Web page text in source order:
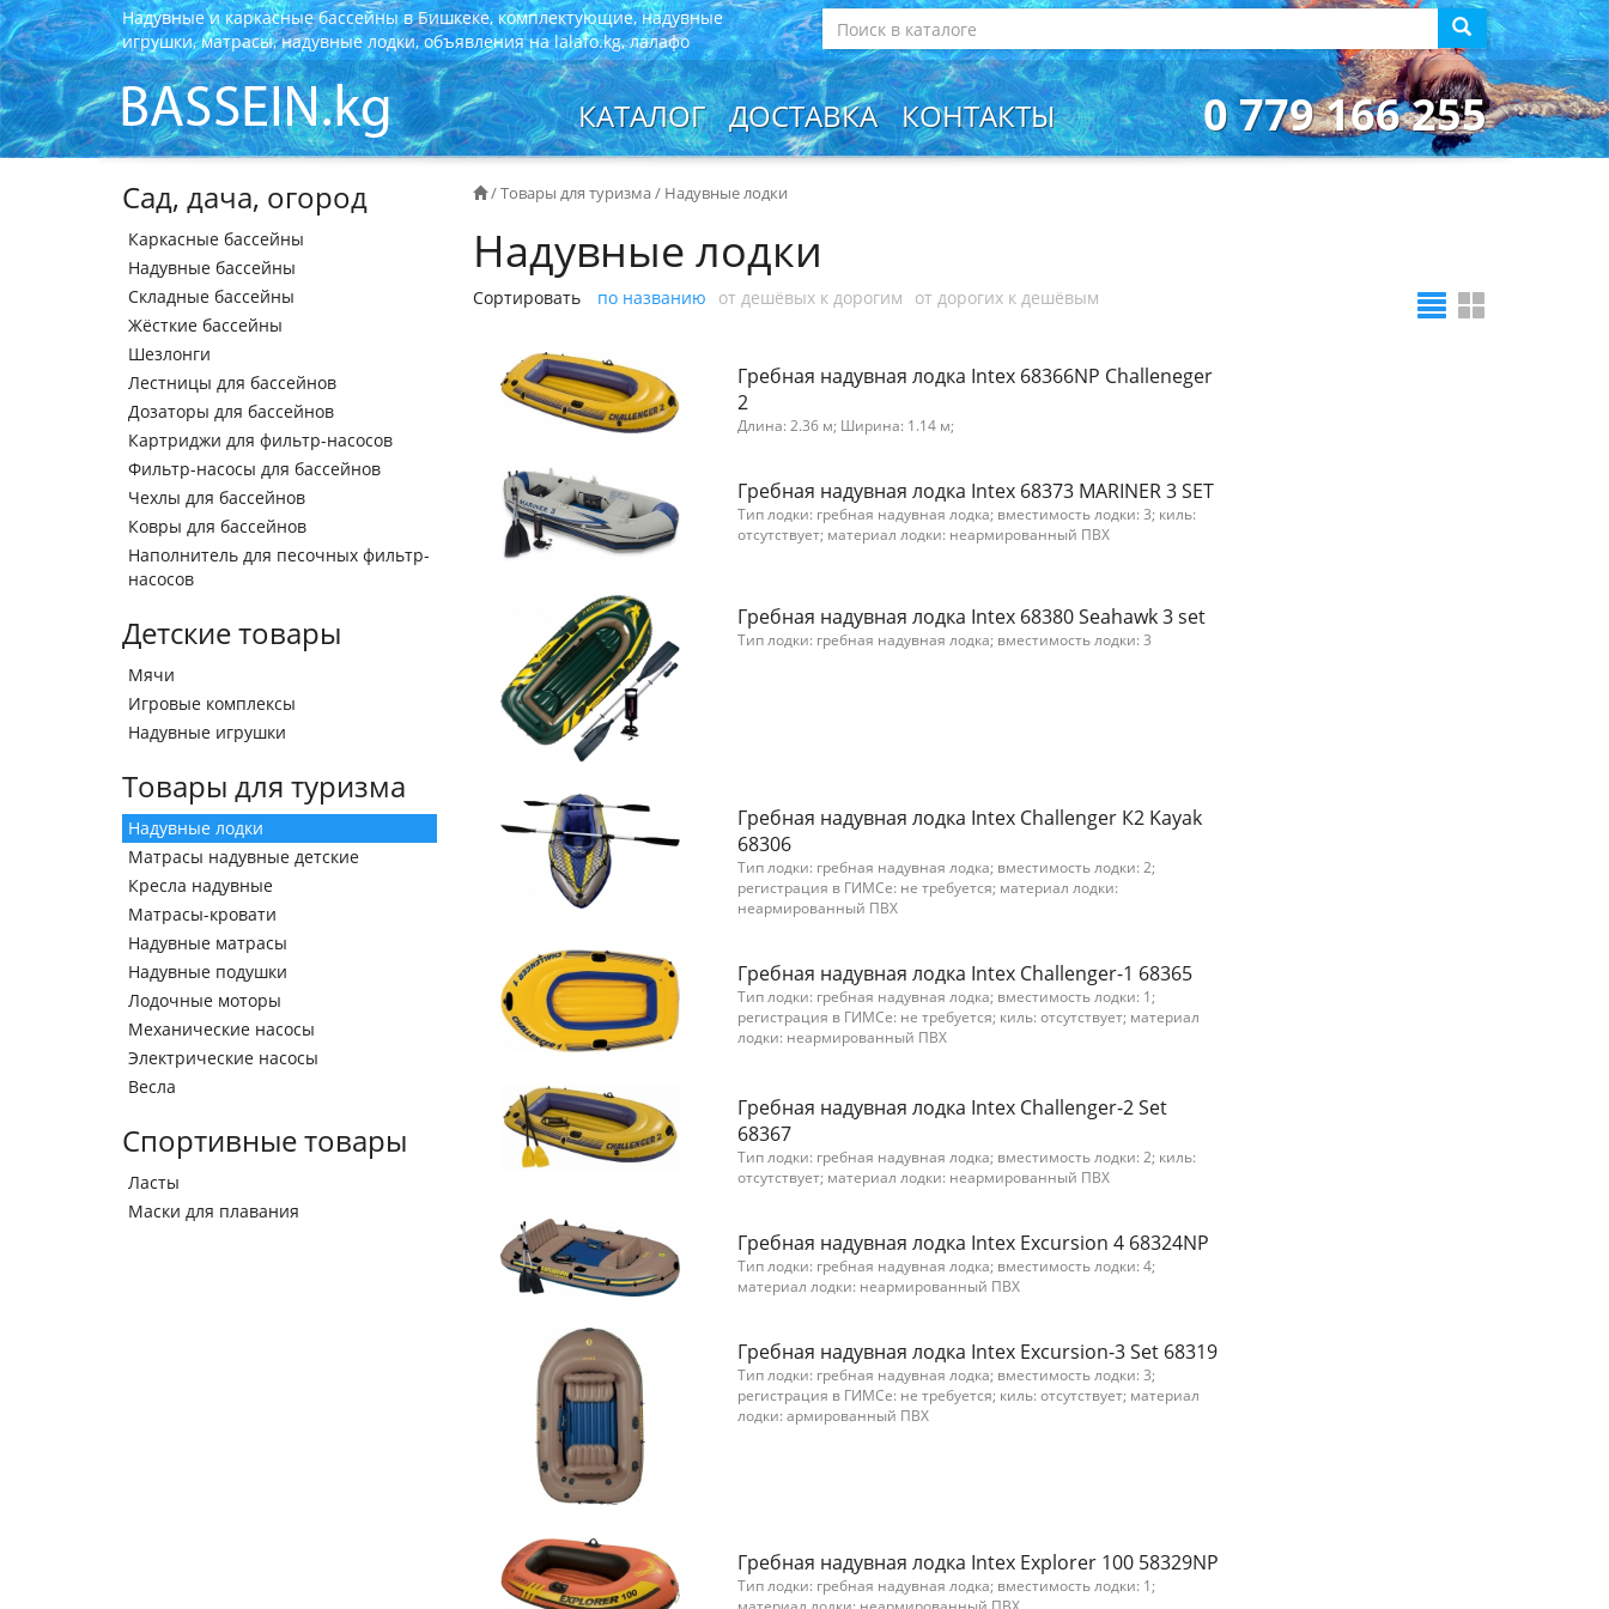
Надувные и каркасные бассейны в Бишкеке, комплектующие, надувные
игрушки, матрасы, надувные лодки, объявления на lalafo.kg, лалафо
КАТАЛОГ ДОСТАВКА КОНТАКТЫ 0 779 166 255
Сад, дача, огород
Каркасные бассейны
Надувные бассейны
Складные бассейны
Жёсткие бассейны
Шезлонги
Лестницы для бассейнов
Дозаторы для бассейнов
Картриджи для фильтр-насосов
Фильтр-насосы для бассейнов
Чехлы для бассейнов
Ковры для бассейнов
Наполнитель для песочных фильтр-
насосов
Детские товары
Мячи
Игровые комплексы
Надувные игрушки
Товары для туризма
Надувные лодки
Матрасы надувные детские
Кресла надувные
Матрасы-кровати
Надувные матрасы
Надувные подушки
Лодочные моторы
Механические насосы
Электрические насосы
Весла
Спортивные товары
Ласты
Маски для плавания
/Товары для туризма/ Надувные лодки
Надувные лодки
Сортировать по названию от дешёвых к дорогим от дорогих к дешёвым
Гребная надувная лодка Intex 68366NP Challeneger
2
Длина: 2.36 м; Ширина: 1.14 м;
Гребная надувная лодка Intex 68373 MARINER 3 SET
Тип лодки: гребная надувная лодка; вместимость лодки: 3; киль:
отсутствует; материал лодки: неармированный ПВХ
Гребная надувная лодка Intex 68380 Seahawk 3 set
Тип лодки: гребная надувная лодка; вместимость лодки: 3
Гребная надувная лодка Intex Challenger К2 Kayak
68306
Тип лодки: гребная надувная лодка; вместимость лодки: 2;
регистрация в ГИМСе: не требуется; материал лодки:
неармированный ПВХ
Гребная надувная лодка Intex Challenger-1 68365
Тип лодки: гребная надувная лодка; вместимость лодки: 1;
регистрация в ГИМСе: не требуется; киль: отсутствует; материал
лодки: неармированный ПВХ
Гребная надувная лодка Intex Challenger-2 Set
68367
Тип лодки: гребная надувная лодка; вместимость лодки: 2; киль:
отсутствует; материал лодки: неармированный ПВХ
Гребная надувная лодка Intex Excursion 4 68324NP
Тип лодки: гребная надувная лодка; вместимость лодки: 4;
материал лодки: неармированный ПВХ
Гребная надувная лодка Intex Excursion-3 Set 68319
Тип лодки: гребная надувная лодка; вместимость лодки: 3;
регистрация в ГИМСе: не требуется; киль: отсутствует; материал
лодки: армированный ПВХ
Гребная надувная лодка Intex Explorer 100 58329NP
Тип лодки: гребная надувная лодка; вместимость лодки: 1;